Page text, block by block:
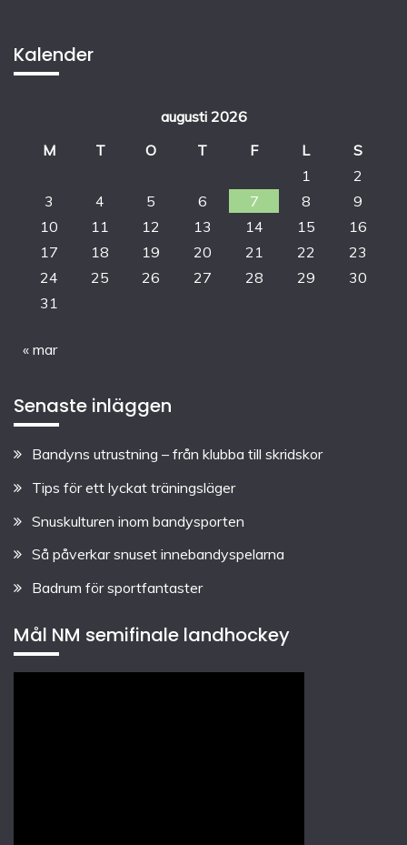
Kalender
augusti 2026
M
T O T F L
S
1
2
3
4 5 6 7 8
9
10
11 12 13 14 15
16
17
18 19 20 21 22
23
24
25 26 27 28 29
30
31
« mar
Senaste inläggen
Bandyns utrustning – från klubba till skridskor
Tips för ett lyckat träningsläger
Snuskulturen inom bandysporten
Så påverkar snuset innebandyspelarna
Badrum för sportfantaster
Mål NM semifinale landhockey